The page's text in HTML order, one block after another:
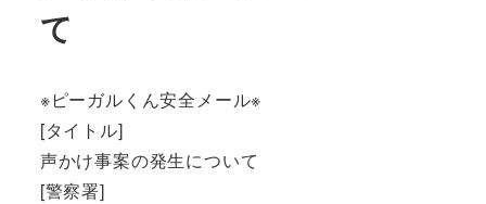
て
※ピーガルくん安全メール※
[タイトル]
声かけ事案の発生について
[警察署]